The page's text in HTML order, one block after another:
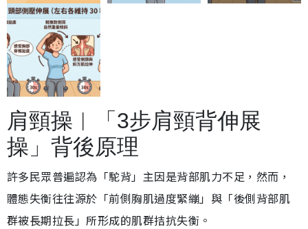
肩頸操︱「3步肩頸背伸展
操」背後原理
許多民眾普遍認為「駝背」主因是背部肌力不足，然而，
體態失衡往往源於「前側胸肌過度緊繃」與「後側背部肌
群被長期拉長」所形成的肌群拮抗失衡。